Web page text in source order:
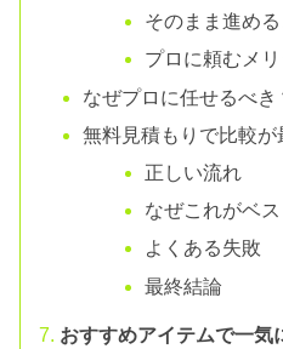
そのまま進める
プロに頼むメリ
なぜプロに任せるべき
無料見積もりで比較が
正しい流れ
なぜこれがベス
よくある失敗
最終結論
おすすめアイテムで一気